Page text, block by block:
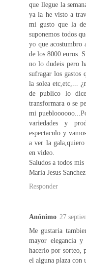
que llegue la
ya la he visto a
mi gusto que la
suponemos todos
yo que acostumbro
de los 8000 euros.
no lo dudeis pero
sufragar los gastos
la solea etc,etc,...
de publico lo
transformara o se
mi
variedades y
espectaculo y
a ver la
en video.
Saludos a todos mis
Maria Jesus Sanchez
Responder
Anónimo 27
Me gustaria
mayor elegancia y
hacerlo por sorteo,
el alguna plaza con